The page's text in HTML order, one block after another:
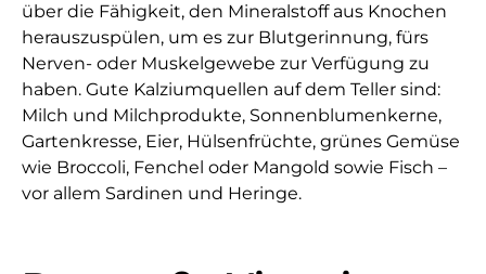
über die Fähigkeit, den Mineralstoff aus Knochen
herauszuspülen, um es zur Blutgerinnung, fürs
Nerven- oder Muskelgewebe zur Verfügung zu
haben. Gute Kalziumquellen auf dem Teller sind:
Milch und Milchprodukte, Sonnenblumenkerne,
Gartenkresse, Eier, Hülsenfrüchte, grünes Gemüse
wie Broccoli, Fenchel oder Mangold sowie Fisch –
vor allem Sardinen und Heringe.